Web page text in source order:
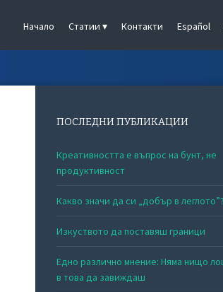
Начало Статии Контакти Español
ПОСЛЕДНИ ПУБЛИКАЦИИ
Креативността е въпрос на бунт, не
продуктивност
Какво значи да си „добър в леглото”?
Изкуството да поставяш граници
Едно различно мнение: Няма нищо
в това да завиждаш